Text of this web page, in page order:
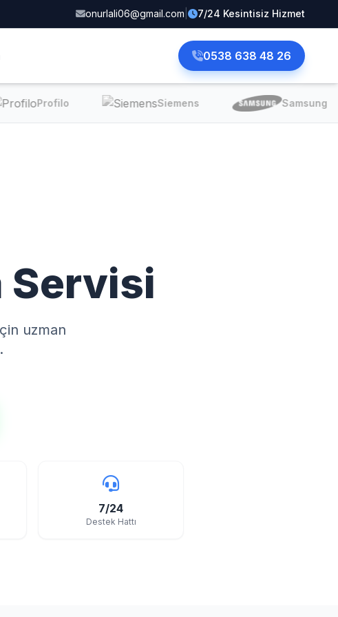
onurlali06@gmail.com 7/24 Kesintisiz Hizmet
0538 638 48 26
Profilo Siemens Samsung
Servisi
uzman
7/24
Destek Hattı